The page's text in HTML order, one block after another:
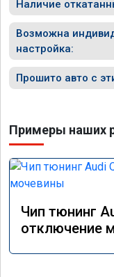
Наличие
Возможна
настройка:
Прошито авто с
Примеры наших
Чип тюнинг
отключение